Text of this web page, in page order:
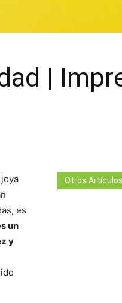
|
es
un
y
Otros